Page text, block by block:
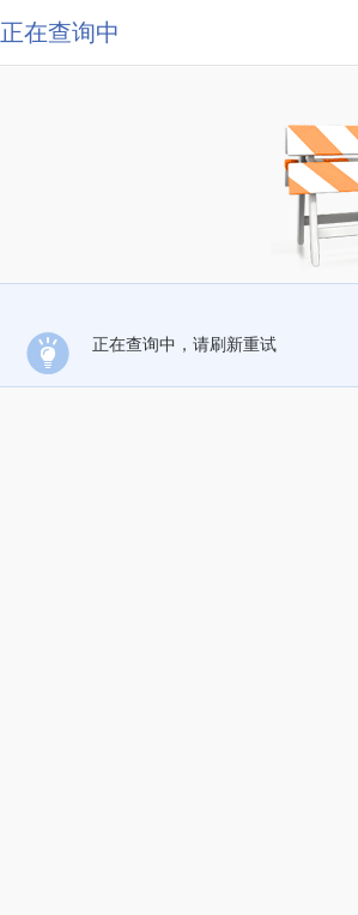
正在查询中
正在查询中，请刷新重试